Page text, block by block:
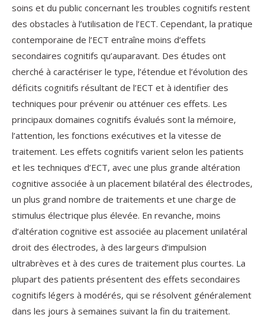
soins et du public concernant les troubles cognitifs restent
des obstacles à l’utilisation de l’ECT. Cependant, la pratique
contemporaine de l’ECT entraîne moins d’effets
secondaires cognitifs qu’auparavant. Des études ont
cherché à caractériser le type, l’étendue et l’évolution des
déficits cognitifs résultant de l’ECT et à identifier des
techniques pour prévenir ou atténuer ces effets. Les
principaux domaines cognitifs évalués sont la mémoire,
l’attention, les fonctions exécutives et la vitesse de
traitement. Les effets cognitifs varient selon les patients
et les techniques d’ECT, avec une plus grande altération
cognitive associée à un placement bilatéral des électrodes,
un plus grand nombre de traitements et une charge de
stimulus électrique plus élevée. En revanche, moins
d’altération cognitive est associée au placement unilatéral
droit des électrodes, à des largeurs d’impulsion
ultrabrèves et à des cures de traitement plus courtes. La
plupart des patients présentent des effets secondaires
cognitifs légers à modérés, qui se résolvent généralement
dans les jours à semaines suivant la fin du traitement.